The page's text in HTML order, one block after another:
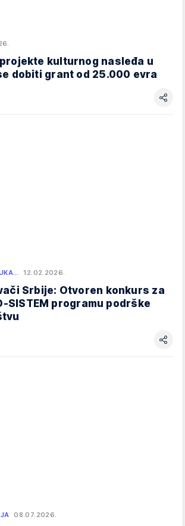
kulturnog nasleđa u
dobiti grant od 25.000 evra
12.02.2026.
Srbije: Otvoren konkurs za
SISTEM programu podrške
08.07.2026.